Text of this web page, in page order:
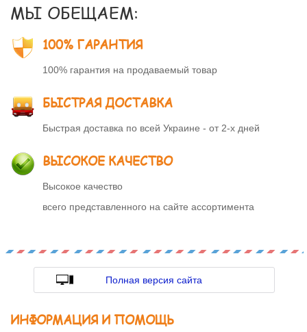
МЫ ОБЕЩАЕМ:
100% ГАРАНТИЯ
100% гарантия на продаваемый товар
БЫСТРАЯ ДОСТАВКА
Быстрая доставка по всей Украине - от 2-х дней
ВЫСОКОЕ КАЧЕСТВО
Высокое качество
всего представленного на сайте ассортимента
Полная версия сайта
ИНФОРМАЦИЯ И ПОМОЩЬ